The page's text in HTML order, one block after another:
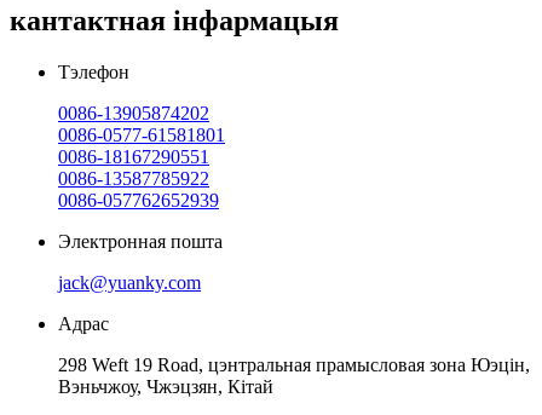
кантактная інфармацыя
Тэлефон
0086-13905874202
0086-0577-61581801
0086-18167290551
0086-13587785922
0086-057762652939
Электронная пошта
jack@yuanky.com
Адрас
298 Weft 19 Road, цэнтральная прамысловая зона Юэцін,
Вэньчжоу, Чжэцзян, Кітай